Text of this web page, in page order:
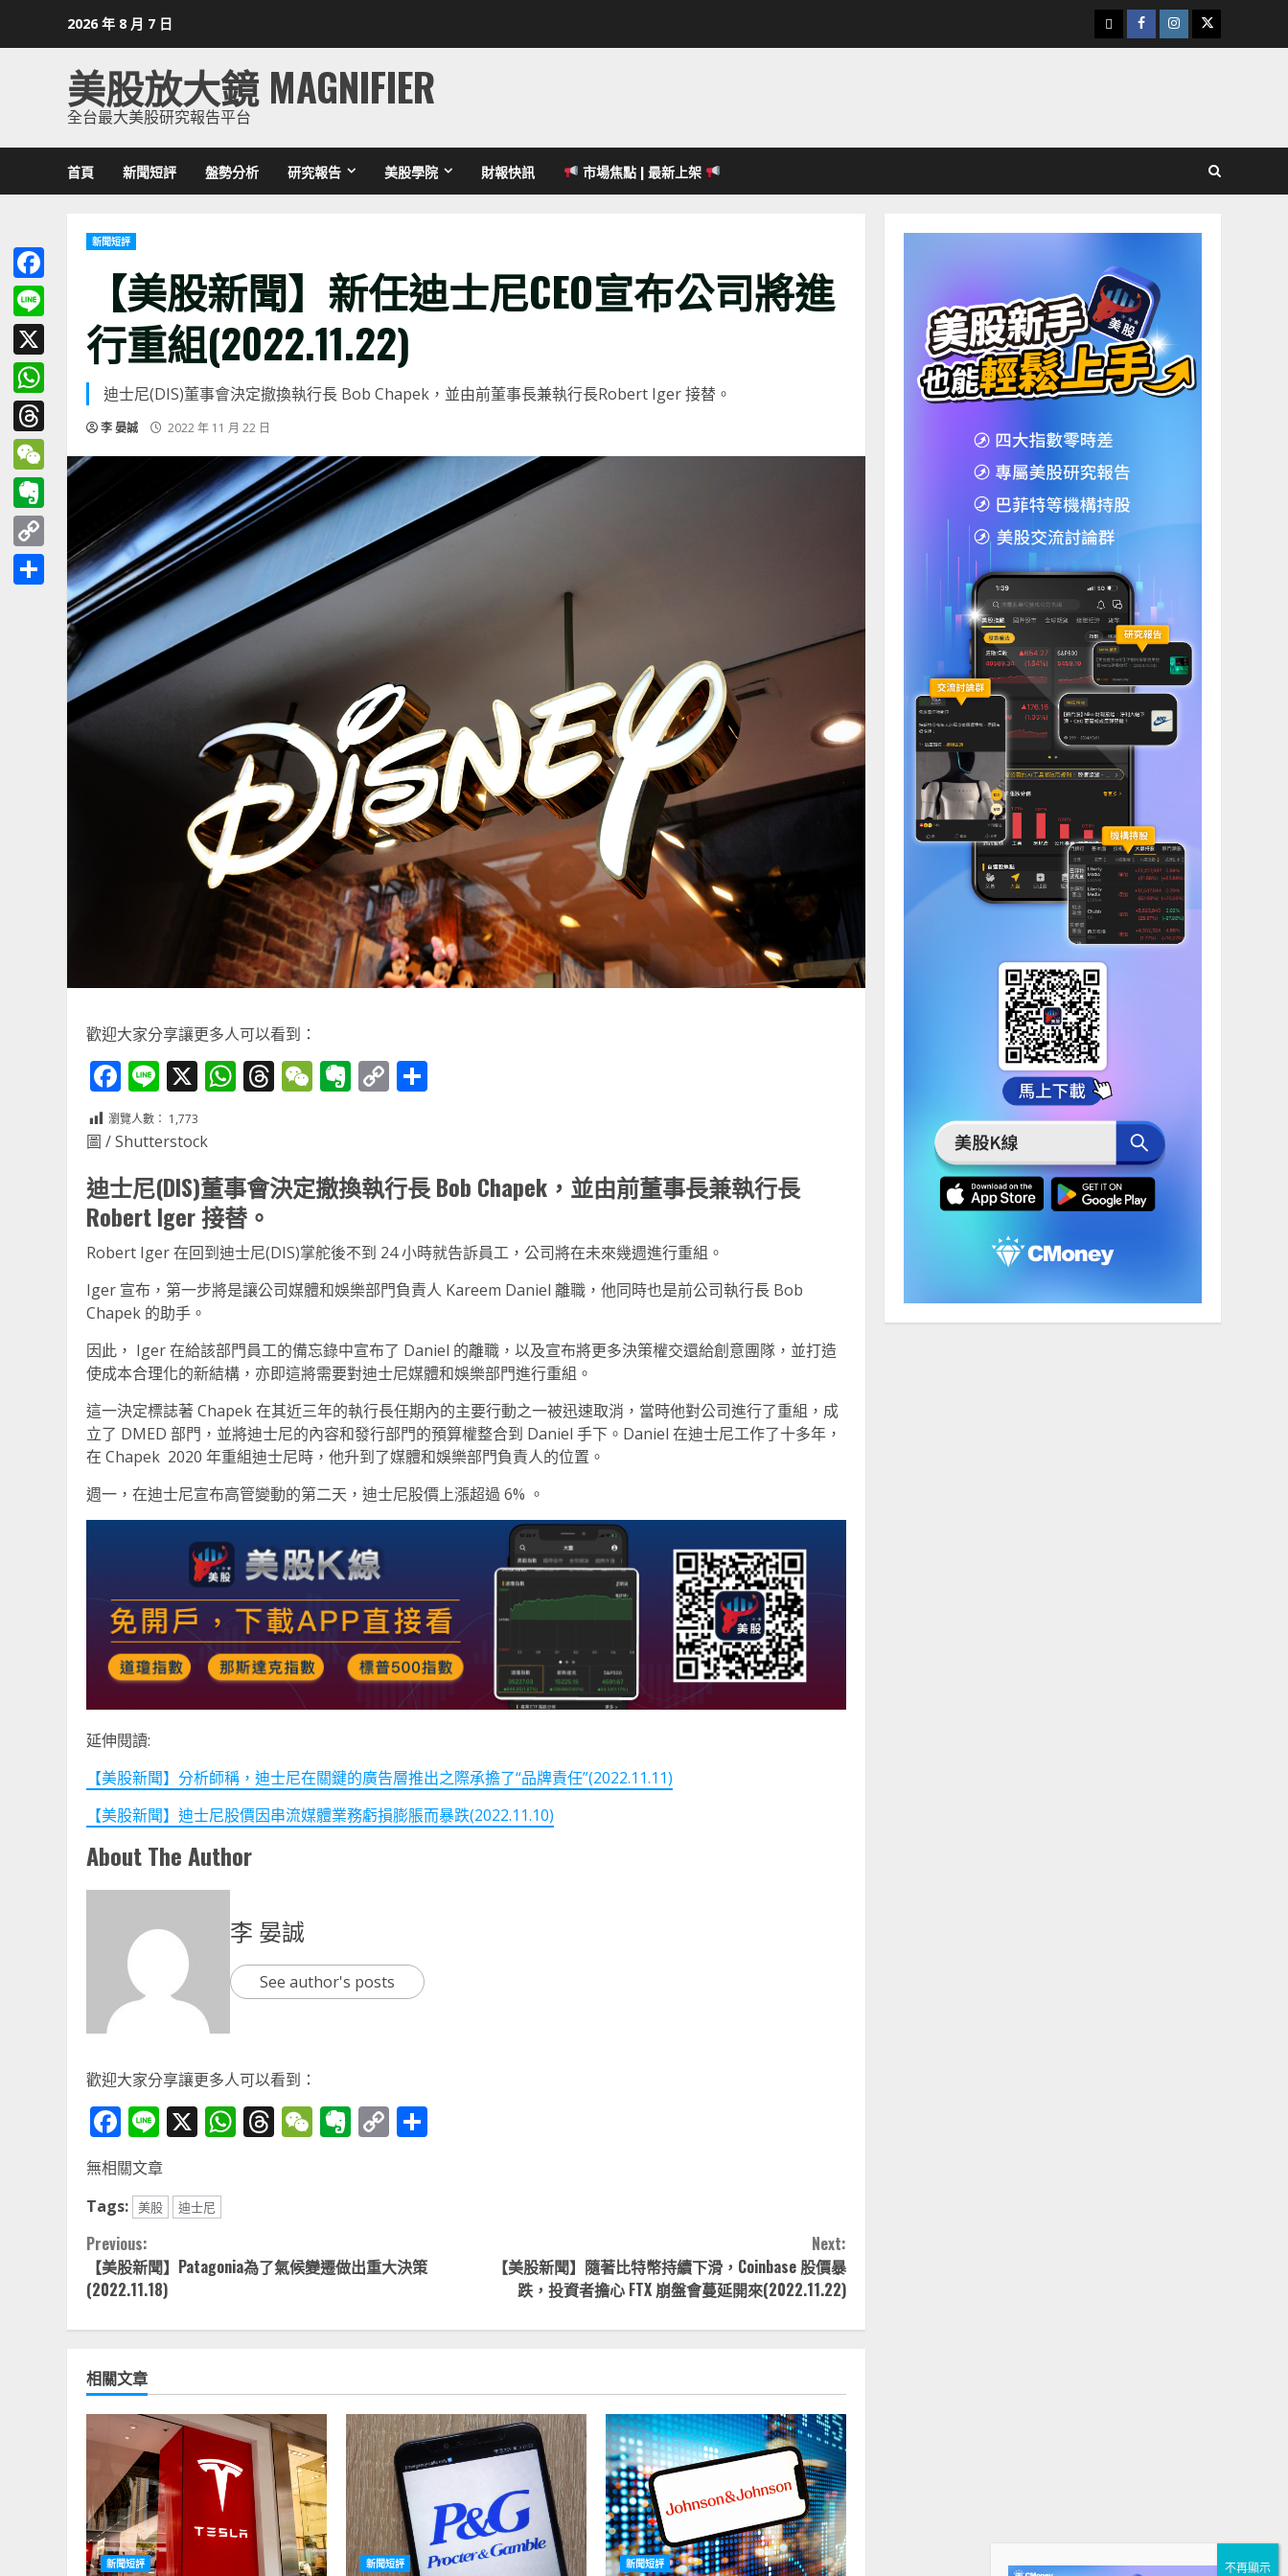
2026 年 8 月 7 日
下
載
Facebook
Instagram
Twitter
美股放大鏡 MAGNIFIER
全台最大美股研究報告平台
首頁 新聞短評 盤勢分析 研究報告 美股學院 財報快訊 市場焦點 | 最新上架
新聞短評
【美股新聞】新任迪士尼CEO宣布公司將進
行重組(2022.11.22)
迪士尼(DIS)董事會決定撤換執行長 Bob Chapek，並由前董事長兼執行長Robert Iger 接替。
李 晏誠 2022 年 11 月 22 日
歡迎大家分享讓更多人可以看到：
Facebook
Line
X WhatsApp
Threads
WeChat
Evernote
Copy
瀏覽人數： 1,773
圖 / Shutterstock
迪士尼(DIS)董事會決定撤換執行長 Bob Chapek，並由前董事長兼執行長
Robert Iger 接替。
Robert Iger 在回到迪士尼(DIS)掌舵後不到 24 小時就告訴員工，公司將在未來幾週進行重組。
Iger 宣布，第一步將是讓公司媒體和娛樂部門負責人 Kareem Daniel 離職，他同時也是前公司執行長 Bob
Chapek 的助手。
因此， Iger 在給該部門員工的備忘錄中宣布了 Daniel 的離職，以及宣布將更多決策權交還給創意團隊，並打造
使成本合理化的新結構，亦即這將需要對迪士尼媒體和娛樂部門進行重組。
這一決定標誌著 Chapek 在其近三年的執行長任期內的主要行動之一被迅速取消，當時他對公司進行了重組，成
立了 DMED 部門，並將迪士尼的內容和發行部門的預算權整合到 Daniel 手下。Daniel 在迪士尼工作了十多年，
在 Chapek 2020 年重組迪士尼時，他升到了媒體和娛樂部門負責人的位置。
週一，在迪士尼宣布高管變動的第二天，迪士尼股價上漲超過 6% 。
延伸閱讀:
【美股新聞】分析師稱，迪士尼在關鍵的廣告層推出之際承擔了“品牌責任”(2022.11.11)
【美股新聞】迪士尼股價因串流媒體業務虧損膨脹而暴跌(2022.11.10)
About The Author
李 晏誠
See author's posts
歡迎大家分享讓更多人可以看到：
Facebook
Line
X WhatsApp
Threads
WeChat
Evernote
Copy
無相關文章
Tags: 美股 迪士尼
Continue
Reading
Previous:
【美股新聞】Patagonia為了氣候變遷做出重大決策
(2022.11.18)
Next:
【美股新聞】隨著比特幣持續下滑，Coinbase 股價暴
跌，投資者擔心 FTX 崩盤會蔓延開來(2022.11.22)
相關文章
新聞短評 新聞短評 新聞短評
Facebook
Line
X
WhatsApp
Threads
WeChat
Evernote
Copy